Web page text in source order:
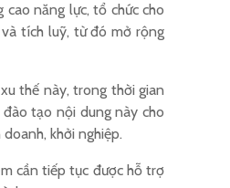
năng lực, tổ chức cho
tích luỹ, từ đó mở rộng
thế này, trong thời gian
tạo nội dung này cho
khởi nghiệp.
cần tiếp tục được hỗ trợ